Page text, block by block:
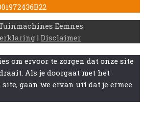
Eemnes
| Disclaimer
om ervoor te zorgen dat onze site
Als je doorgaat met het
gaan we ervan uit dat je ermee